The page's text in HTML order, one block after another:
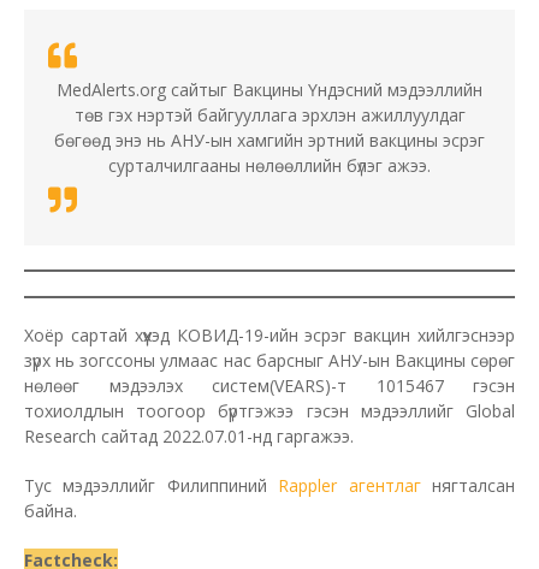
MedAlerts.org сайтыг Вакцины Үндэсний мэдээллийн
төв гэх нэртэй байгууллага эрхлэн ажиллуулдаг
бөгөөд энэ нь АНУ-ын хамгийн эртний вакцины эсрэг
сурталчилгааны нөлөөллийн бүлэг ажээ.
Хоёр сартай хүүхэд КОВИД-19-ийн эсрэг вакцин хийлгэснээр
зүрх нь зогссоны улмаас нас барсныг АНУ-ын Вакцины сөрөг
нөлөөг мэдээлэх систем(VEARS)-т 1015467 гэсэн
тохиолдлын тоогоор бүртгэжээ гэсэн мэдээллийг Global
Research сайтад 2022.07.01-нд гаргажээ.
Тус мэдээллийг Филиппиний Rappler агентлагнягталсан
байна.
Factcheck: